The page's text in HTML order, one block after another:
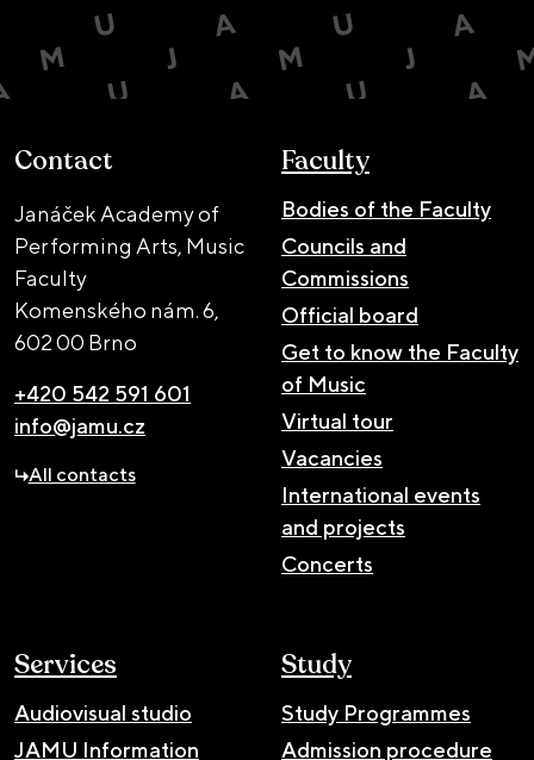
Contact
Janáček Academy of
Performing Arts, Music
Faculty
Komenského nám. 6,
602 00 Brno
+420 542 591 601
info@jamu.cz
All contacts
Faculty
Bodies of the Faculty
Councils and
Commissions
Official board
Get to know the Faculty
of Music
Virtual tour
Vacancies
International events
and projects
Concerts
Services
Audiovisual studio
JAMU Information
Study
Study Programmes
Admission procedure